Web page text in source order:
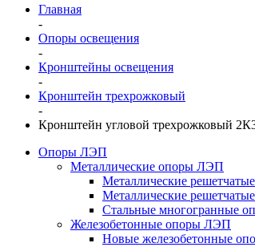
Главная
-
Опоры освещения
-
Кронштейны освещения
-
Кронштейн трехрожковый
-
Кронштейн угловой трехрожковый
Опоры ЛЭП
Металлические опоры ЛЭП
Металлические
Металлические
Стальные многогранные
Железобетонные опоры ЛЭП
Новые железобетонные